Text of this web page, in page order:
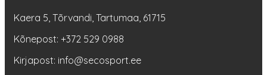
Kaera 5, Tõrvandi, Tartumaa, 61715
Kõnepost: +372 529 0988
Kirjapost: info@secosport.ee